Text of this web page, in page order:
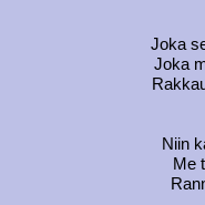
Joka
Joka
Niin
Me